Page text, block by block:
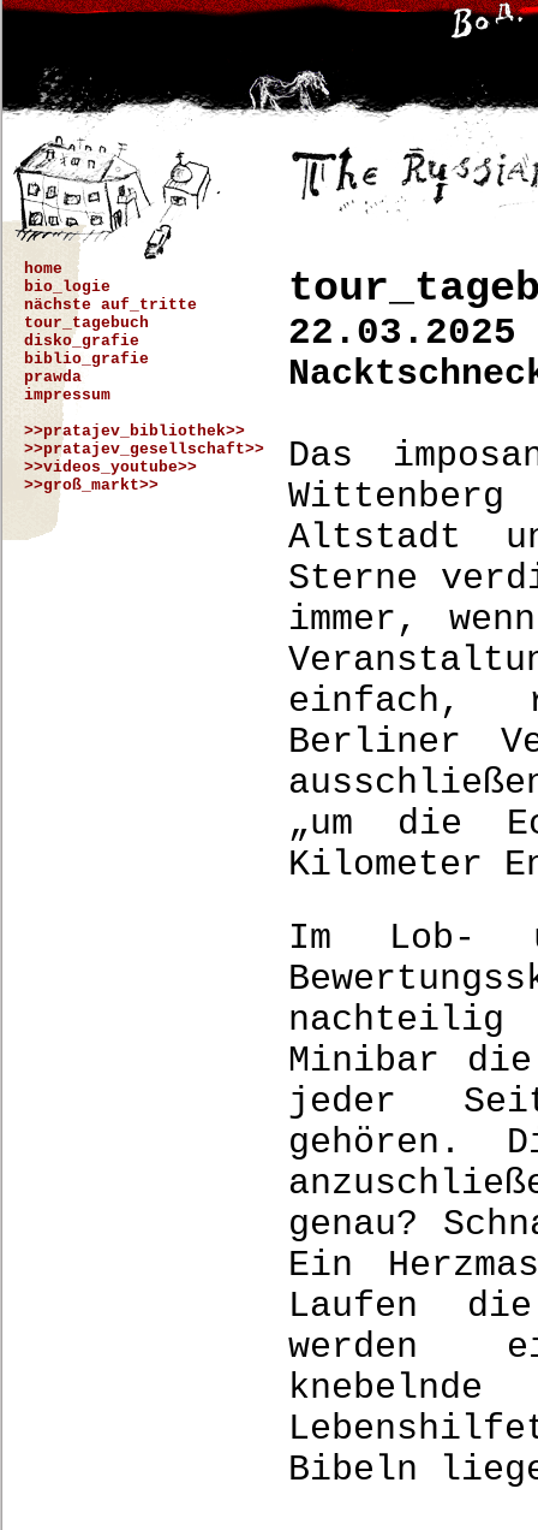
home
bio_logie
nächste auf_tritte
tour_tagebuch
disko_grafie
biblio_grafie
prawda
impressum
>>pratajev_bibliothek>>
>>pratajev_gesellschaft>>
>>videos_youtube>>
>>groß_markt>>
22.03.2025
Das
Altstadt
Sterne
immer,
einfach,
Berliner
„um die
Kilometer
Im Lob-
Minibar
jeder
gehören.
genau?
Ein
Laufen
werden
Bibeln